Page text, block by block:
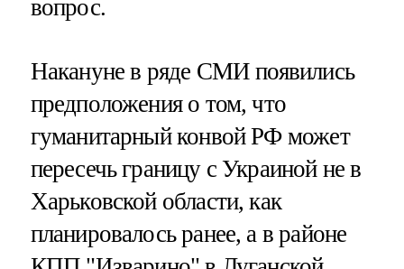
вопрос.
Накануне в ряде СМИ появились
предположения о том, что
гуманитарный конвой РФ может
пересечь границу с Украиной не в
Харьковской области, как
планировалось ранее, а в районе